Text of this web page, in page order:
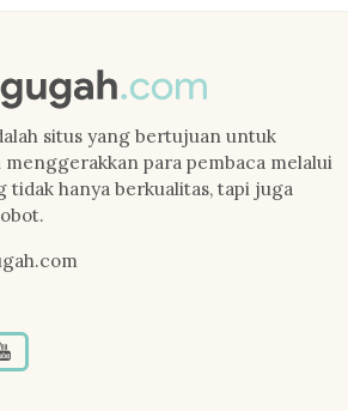
situs yang bertujuan untuk
para pembaca melalui
hanya berkualitas, tapi juga